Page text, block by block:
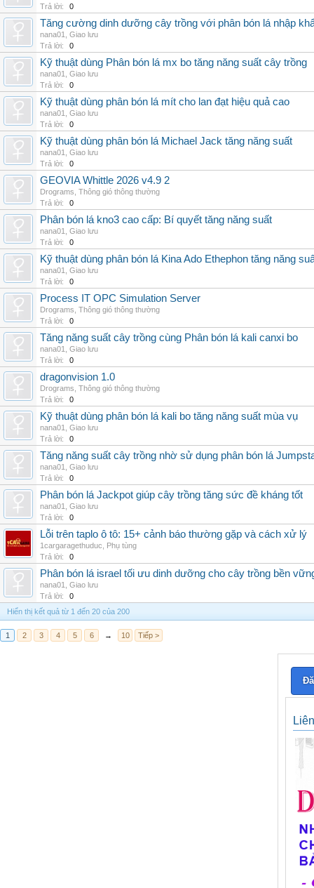
Trả lời:
0
Tăng cường dinh dưỡng cây trồng với phân bón lá nhập
nana01
Giao lưu
Trả lời:
0
Kỹ thuật dùng Phân bón lá mx bo tăng năng suất cây trồng
nana01
Giao lưu
Trả lời:
0
Kỹ thuật dùng phân bón lá mít cho lan đạt hiệu quả cao
nana01
Giao lưu
Trả lời:
0
Kỹ thuật dùng phân bón lá Michael Jack tăng năng suất
nana01
Giao lưu
Trả lời:
0
GEOVIA Whittle 2026 v4.9 2
Drograms Thông gió thông thường
Trả lời:
0
Phân bón lá kno3 cao cấp: Bí quyết tăng năng suất
nana01
Giao lưu
Trả lời:
0
Kỹ thuật dùng phân bón lá Kina Ado Ethephon tăng năng
nana01
Giao lưu
Trả lời:
0
Process IT OPC Simulation Server
Drograms Thông gió thông thường
Trả lời:
0
Tăng năng suất cây trồng cùng Phân bón lá kali canxi bo
nana01
Giao lưu
Trả lời:
0
dragonvision 1.0
Drograms Thông gió thông thường
Trả lời:
0
Kỹ thuật dùng phân bón lá kali bo tăng năng suất mùa vụ
nana01
Giao lưu
Trả lời:
0
Tăng năng suất cây trồng nhờ sử dụng phân bón lá
nana01
Giao lưu
Trả lời:
0
Phân bón lá Jackpot giúp cây trồng tăng sức đề kháng tốt
nana01
Giao lưu
Trả lời:
0
Lỗi trên taplo ô tô: 15+ cảnh báo thường gặp và cách xử lý
1cargaragethuduc
Phụ tùng
Trả lời:
0
Phân bón lá israel tối ưu dinh dưỡng cho cây trồng bền
nana01
Giao lưu
Trả lời:
0
Hiển thị kết quả từ 1 đến 20 của 200
1 2 3 4 5 6 → 10 Tiếp >